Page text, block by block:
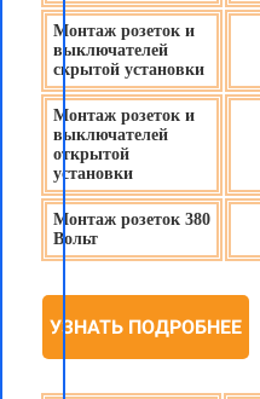
Монтаж розеток и
выключателей
скрытой установки
Монтаж розеток и
выключателей
открытой
установки
Монтаж розеток 380
Вольт
УЗНАТЬ ПОДРОБНЕЕ